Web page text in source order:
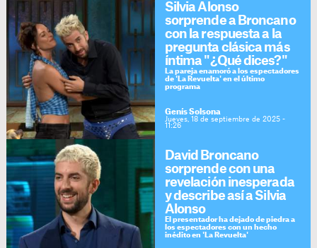
Silvia Alonso
sorprende a Broncano
con la respuesta a la
pregunta clásica más
íntima "¿Qué dices?"
La pareja enamoró a los espectadores
de 'La Revuelta' en el último
programa
Genís Solsona
Jueves, 18 de septiembre de 2025 -
11:26
David Broncano
sorprende con una
revelación inesperada
y describe así a Silvia
Alonso
El presentador ha dejado de piedra a
los espectadores con un hecho
inédito en 'La Revuelta'